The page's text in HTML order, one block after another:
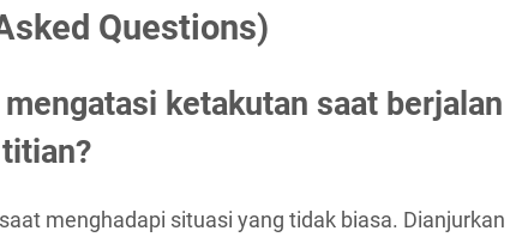
Questions)
ketakutan saat berjalan
menghadapi situasi yang tidak biasa. Dianjurkan